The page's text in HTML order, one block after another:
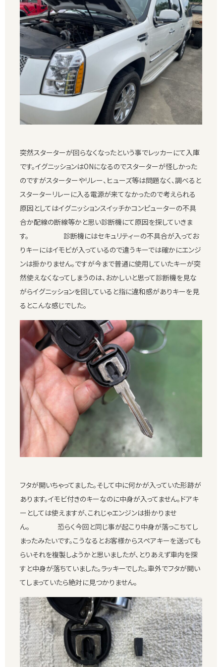
突然スターターが回らなくなったという事でレッカーにて入庫
です。イグニッションはONになるのでスターターが怪しかった
のですがスターターやリレー、ヒューズ等は問題なく、調べると
スターターリレーに入る電源が来てなかったので考えられる
原因としてはイグニッションスイッチかコンピューターの不具
合か配線の断線等かと思い診断機にて原因を探していきま
す。 診断機にはセキュリティーの不具合が入ってお
りキーにはイモビが入っているので違うキーでは確かにエンジ
ンは掛かりません。ですが今まで普通に使用していたキーが突
然使えなくなってしまうのは、おかしいと思って診断機を見な
がらイグニッションを回していると指に違和感がありキーを見
るとこんな感じでした。
フタが開いちゃってました。そして中に何かが入っていた形跡が
あります。イモビ付きのキーなのに中身が入ってません。ドアキ
ーとしては使えますが、これじゃエンジンは掛かりませ
ん。 恐らく今回と同じ事が起こり中身が落っこちてし
まったみたいです。こうなるとお客様からスペアキーを送っても
らいそれを複製しようかと思いましたが、とりあえず車内を探
すと中身が落ちていました。ラッキーでした。車外でフタが開い
てしまっていたら絶対に見つかりません。